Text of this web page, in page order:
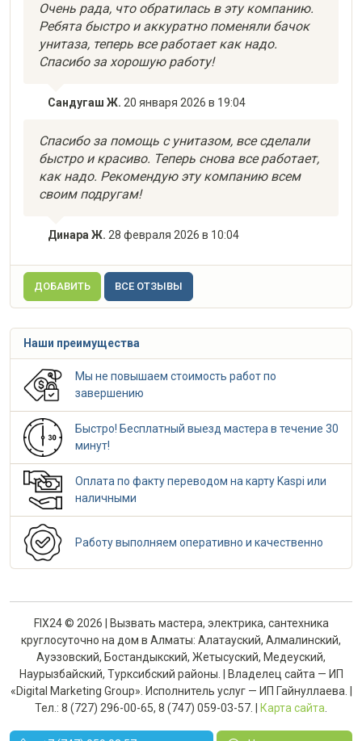
Очень рада, что обратилась в эту компанию.
Ребята быстро и аккуратно поменяли бачок
унитаза, теперь все работает как надо.
Спасибо за хорошую работу!
Сандугаш Ж. 20 января 2026 в 19:04
Спасибо за помощь с унитазом, все сделали
быстро и красиво. Теперь снова все работает,
как надо. Рекомендую эту компанию всем
своим подругам!
Динара Ж. 28 февраля 2026 в 10:04
ДОБАВИТЬ ВСЕ ОТЗЫВЫ
Наши преимущества
Мы не повышаем стоимость работ по
завершению
Быстро! Бесплатный выезд мастера в течение 30
минут!
Оплата по факту переводом на карту Kaspi или
наличными
Работу выполняем оперативно и качественно
FIX24 © 2026 | Вызвать мастера, электрика, сантехника
круглосуточно на дом в Алматы: Алатауский, Алмалинский,
Ауэзовский, Бостандыкский, Жетысуский, Медеуский,
Наурызбайский, Турксибский районы. | Владелец сайта — ИП
«Digital Marketing Group». Исполнитель услуг — ИП Гайнуллаева. |
Тел.: 8 (727) 296-00-65, 8 (747) 059-03-57. |
Карта сайта.